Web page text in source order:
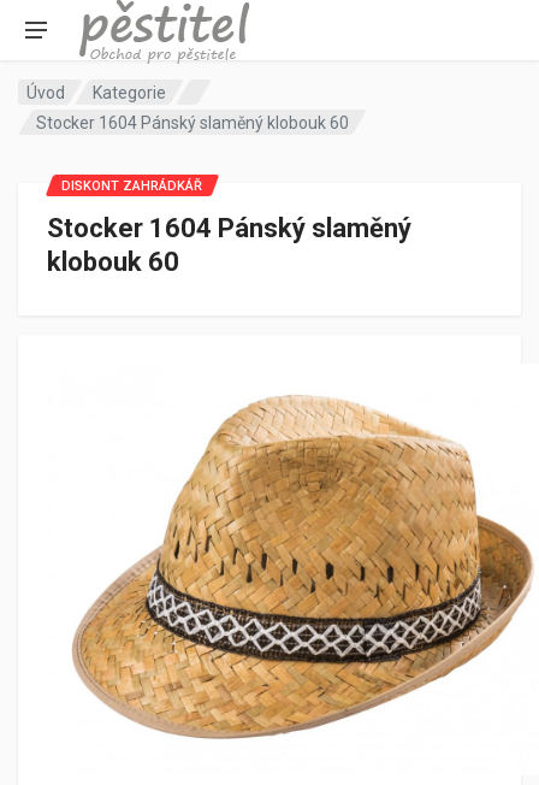
Úvod
Kategorie
Stocker 1604 Pánský slaměný klobouk 60
Stocker 1604 Pánský slaměný
klobouk 60
DISKONT ZAHRÁDKÁŘ